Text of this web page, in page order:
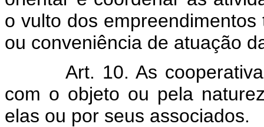
o vulto dos
ou conveniência de atuação
Art. 10. As
com o objeto ou pela
elas ou por seus associados.